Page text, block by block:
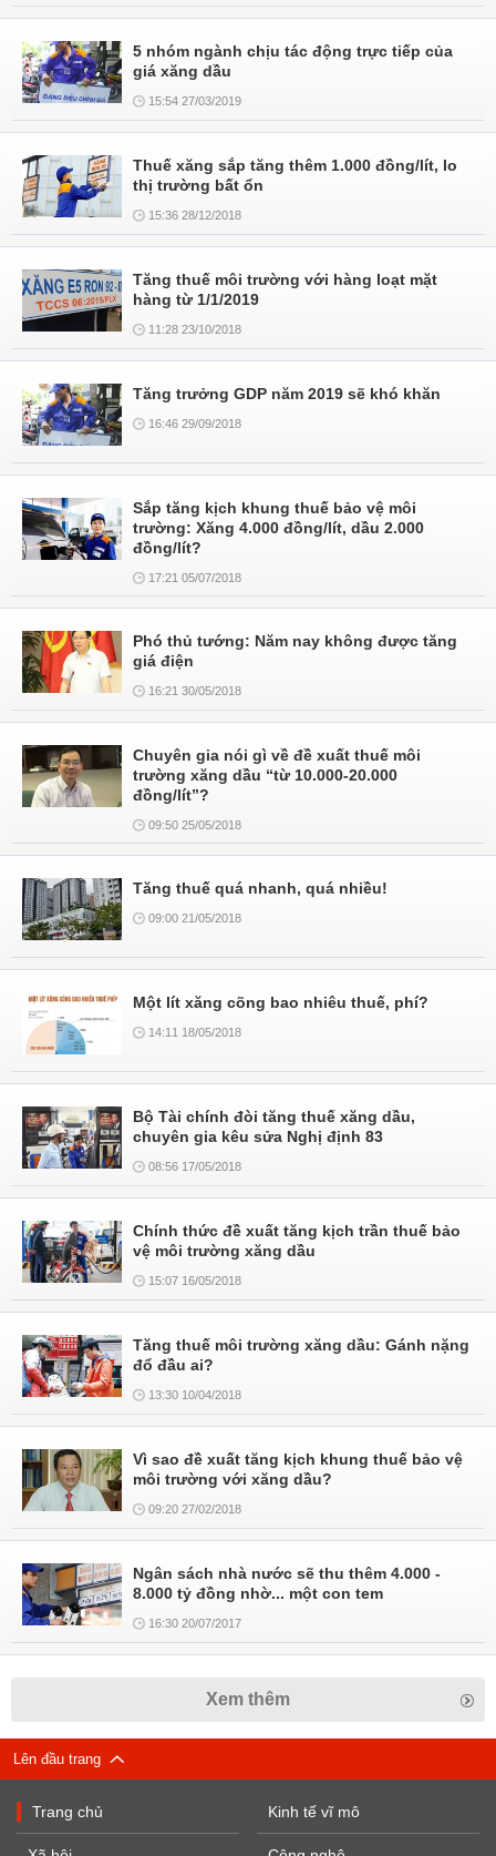
5 nhóm ngành chịu tác động trực tiếp của
giá xăng dầu
15:54 27/03/2019
Thuế xăng sắp tăng thêm 1.000 đồng/lít, lo
thị trường bất ổn
15:36 28/12/2018
Tăng thuế môi trường với hàng loạt mặt
hàng từ 1/1/2019
11:28 23/10/2018
Tăng trưởng GDP năm 2019 sẽ khó khăn
16:46 29/09/2018
Sắp tăng kịch khung thuế bảo vệ môi
trường: Xăng 4.000 đồng/lít, dầu 2.000
đồng/lít?
17:21 05/07/2018
Phó thủ tướng: Năm nay không được tăng
giá điện
16:21 30/05/2018
Chuyên gia nói gì về đề xuất thuế môi
trường xăng dầu “từ 10.000-20.000
đồng/lít”?
09:50 25/05/2018
Tăng thuế quá nhanh, quá nhiều!
09:00 21/05/2018
Một lít xăng cõng bao nhiêu thuế, phí?
14:11 18/05/2018
Bộ Tài chính đòi tăng thuế xăng dầu,
chuyên gia kêu sửa Nghị định 83
08:56 17/05/2018
Chính thức đề xuất tăng kịch trần thuế bảo
vệ môi trường xăng dầu
15:07 16/05/2018
Tăng thuế môi trường xăng dầu: Gánh nặng
đổ đầu ai?
13:30 10/04/2018
Vì sao đề xuất tăng kịch khung thuế bảo vệ
môi trường với xăng dầu?
09:20 27/02/2018
Ngân sách nhà nước sẽ thu thêm 4.000 -
8.000 tỷ đồng nhờ... một con tem
16:30 20/07/2017
Xem thêm
Lên đầu trang
Trang chủ Kinh tế vĩ mô